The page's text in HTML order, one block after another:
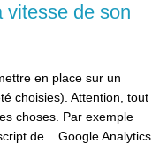
vitesse de son
en place sur un
choisies). Attention, tout
choses. Par exemple
de... Google Analytics.